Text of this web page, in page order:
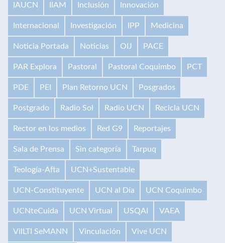
IAUCN IIAM Inclusión Innovación
Internacional Investigación IPP Medicina
Noticia Portada Noticias OIJ PACE
PAR Explora Pastoral Pastoral Coquimbo PCT
PDE PEI Plan Retorno UCN Posgrados
Postgrado Radio Sol Radio UCN Recicla UCN
Rector en los medios Red G9 Reportajes
Sala de Prensa Sin categoría Tarpuq
Teología-Afta UCN+Sustentable
UCN-Constituyente UCN al Día UCN Coquimbo
UCNteCuida UCN Virtual USQAI VAEA
VilLTI SeMANN Vinculación Vive UCN